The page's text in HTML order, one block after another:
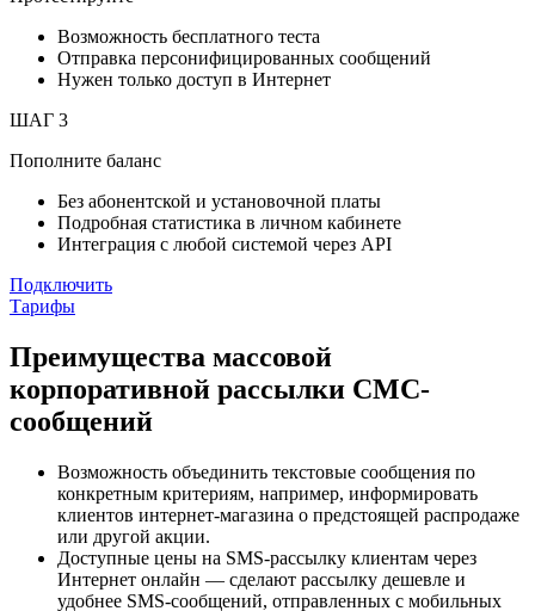
Возможность бесплатного теста
Отправка персонифицированных сообщений
Нужен только доступ в Интернет
ШАГ 3
Пополните баланс
Без абонентской и установочной платы
Подробная статистика в личном кабинете
Интеграция с любой системой через API
Подключить
Тарифы
Преимущества массовой
корпоративной рассылки СМС-
сообщений
Возможность объединить текстовые сообщения по
конкретным критериям, например, информировать
клиентов интернет-магазина о предстоящей распродаже
или другой акции.
Доступные цены на SMS-рассылку клиентам через
Интернет онлайн — сделают рассылку дешевле и
удобнее SMS-сообщений, отправленных с мобильных